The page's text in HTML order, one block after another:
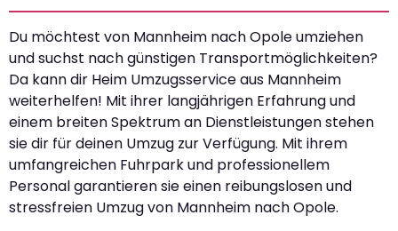
Du möchtest von Mannheim nach Opole umziehen
und suchst nach günstigen Transportmöglichkeiten?
Da kann dir Heim Umzugsservice aus Mannheim
weiterhelfen! Mit ihrer langjährigen Erfahrung und
einem breiten Spektrum an Dienstleistungen stehen
sie dir für deinen Umzug zur Verfügung. Mit ihrem
umfangreichen Fuhrpark und professionellem
Personal garantieren sie einen reibungslosen und
stressfreien Umzug von Mannheim nach Opole.